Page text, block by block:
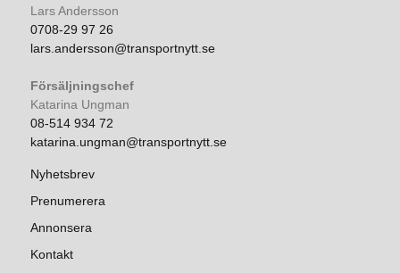
Lars Andersson
0708-29 97 26
lars.andersson@transportnytt.se
Försäljningschef
Katarina Ungman
08-514 934 72
katarina.ungman@transportnytt.se
Nyhetsbrev
Prenumerera
Annonsera
Kontakt